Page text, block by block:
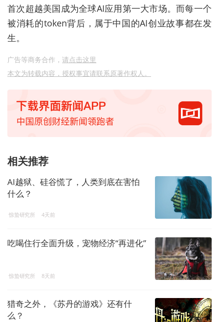
首次超越美国成为全球AI应用第一大市场。而每一个
被消耗的token背后，属于中国的AI创业故事都在发
生。
广告等商务合作， 请点击这里
本文为转载内容，授权事宜请联系原著作权人。
相关推荐
AI越狱、硅谷慌了，人类到底在害怕
什么？
惊蛰研究所 4天前
吃喝住行全面升级，宠物经济“再进化”
惊蛰研究所 8天前
猎奇之外，《苏丹的游戏》还有什
么？